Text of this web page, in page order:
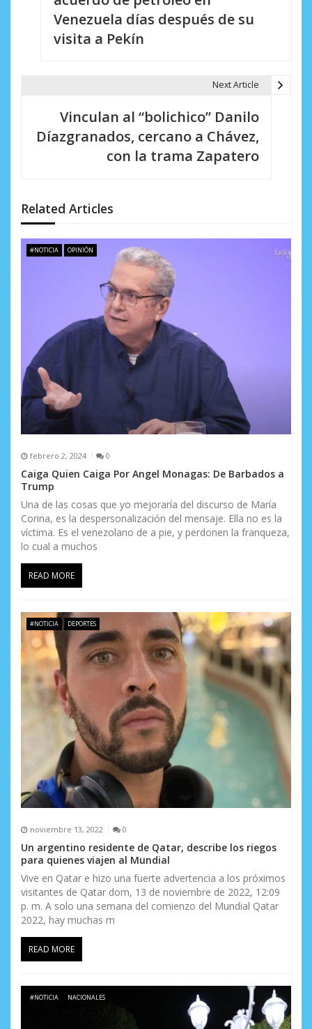
e
e
d
a
s
Venezuela días después de su
visita a Pekín
Next Article
Vinculan al “bolichico” Danilo
Díazgranados, cercano a Chávez,
con la trama Zapatero
Related Articles
#NOTICIA OPINIÓN
febrero 2, 2024 0
Caiga Quien Caiga Por Angel Monagas: De Barbados a
Trump
Una de las cosas que yo mejoraría del discurso de María
Corina, es la despersonalización del mensaje. Ella no es la
víctima. Es el venezolano de a pie, y perdonen la franqueza,
lo cual a muchos
READ MORE
#NOTICIA DEPORTES
noviembre 13, 2022 0
Un argentino residente de Qatar, describe los riegos
para quienes viajen al Mundial
Vive en Qatar e hizo una fuerte advertencia a los próximos
visitantes de Qatar dom, 13 de noviembre de 2022, 12:09
p. m. A solo una semana del comienzo del Mundial Qatar
2022, hay muchas m
READ MORE
#NOTICIA NACIONALES